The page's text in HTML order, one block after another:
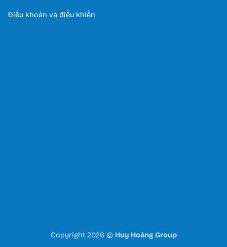
Điều khoản và điều khiển
Copyright 2026 © Huy Hoàng Group